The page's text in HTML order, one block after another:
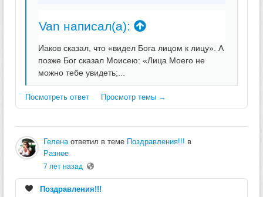
Van написал(а):
Иаков сказал, что «видел Бога лицом к лицу». А
позже Бог сказал Моисею: «Лица Моего не
можно тебе увидеть;...
Посмотреть ответ Просмотр темы →
Геленаответил в теме Поздравления!!! в
Разное
7 лет назад
Поздравления!!!